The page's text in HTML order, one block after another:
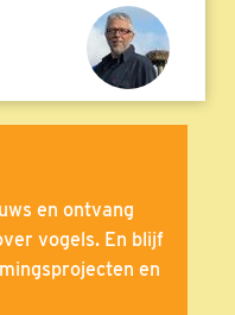
en ontvang
vogels. En blijf
en